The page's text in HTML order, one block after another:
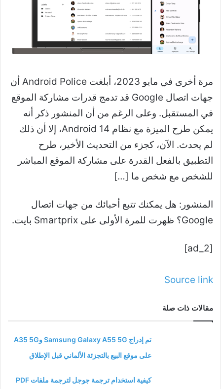
مرة أخرى في مايو 2023، أبلغت Android Police أن
جهات اتصال Google قد تدمج قدرات مشاركة الموقع
في المستقبل. وعلى الرغم من أن المنشور ذكر أنه
يمكن طرح الميزة مع نظام Android 14، إلا أن ذلك
لم يحدث. الآن، كجزء من التحديث الأخير، طرح
التطبيق بالفعل القدرة على مشاركة الموقع المباشر
للشخص مع شخص ما […]
المنشور: هل يمكنك تتبع أحبائك من جهات اتصال
Google؟ ظهرت للمرة الأولى على Smartprix بايت.
[ad_2]
Source link
مقالات ذات صلة
تم إدراج Samsung Galaxy A55 5G وA35 5G
على موقع البيع بالتجزئة الألماني قبل الإطلاق
كيفية استخدام ترجمة جوجل لترجمة ملفات PDF